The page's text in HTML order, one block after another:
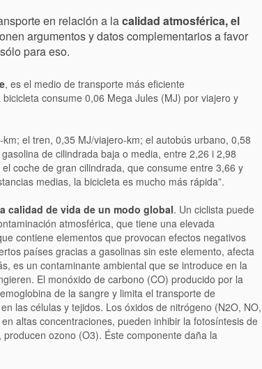
en relación a lacalidad atmosférica, el
argumentos y datos complementarios a favor
para eso.
, es el medio de transporte más eficiente
consume 0,06 Mega Jules (MJ) por viajero y
el tren, 0,35 MJ/viajero-km; el autobús urbano, 0,58
de cilindrada baja o media, entre 2,26 i 2,98
coche de gran cilindrada, que consume entre 3,66 y
medias, la bicicleta es mucho más rápida”.
calidad de vida de un modo global. Un ciclista puede
atmosférica, que tiene una elevada
contiene elementos que provocan efectos negativos
países gracias a gasolinas sin este elemento, afecta
es un contaminante ambiental que se introduce en la
El monóxido de carbono (CO) producido por la
de la sangre y limita el transporte de
las células y tejidos. Los óxidos de nitrógeno (N2O, NO,
altas concentraciones, pueden inhibir la fotosíntesis de
ozono (O3). Éste componente daña la